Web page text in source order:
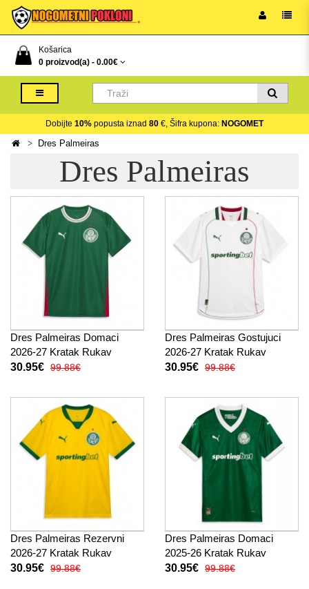
Košarica
0 proizvod(a) - 0.00€
Dobijte 10% popusta iznad 80 €, Šifra kupona: NOGOMET
Dres Palmeiras
Dres Palmeiras
Dres Palmeiras Domaci
2026-27 Kratak Rukav
30.95€ 99.88€
Dres Palmeiras Gostujuci
2026-27 Kratak Rukav
30.95€ 99.88€
Dres Palmeiras Rezervni
2026-27 Kratak Rukav
30.95€ 99.88€
Dres Palmeiras Domaci
2025-26 Kratak Rukav
30.95€ 99.88€